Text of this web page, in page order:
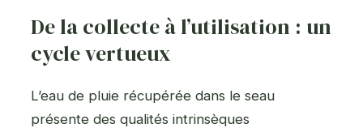
De la collecte à l’utilisation : un
cycle vertueux
L’eau de pluie récupérée dans le seau
présente des qualités intrinsèques